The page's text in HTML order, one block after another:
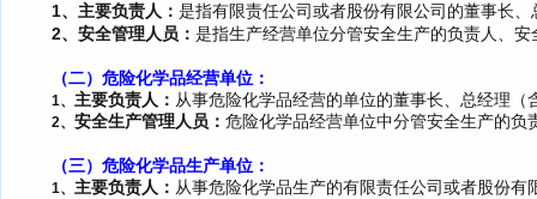
1、 主要负责人：是指有限责任公司或者股份有限公司的董事长
2、安全管理人员：是指生产经营单位分管安全生产的负责人、
（二）危险化学品经营单位：
1、主要负责人： 从事危险化学品经营的单位的董事长、总经理
2、安全生产管理人员：危险化学品经营单位中分管安全生产的
（三）危险化学品生产单位 ：
1、主要负责人： 从事危险化学品生产的有限责任公司或者股份有